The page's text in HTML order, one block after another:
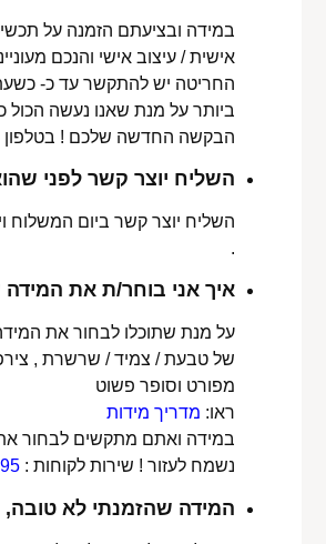
במידה ובציעתם הזמנה על
אישית / עיצוב אישי והנכם
החריטה יש להתקשר עד כ-
ביותר על מנת שאנו נעשה הכול
הבקשה החדשה שלכם ! בטלפון
השליח יוצר קשר לפני
השליח יוצר קשר ביום המשלוח
.
איך אני בוחר/ת את המידה
על מנת שתוכלו לבחור את
של טבעת / צמיד / שרשרת ,
מפורט וסופר פשוט
ראו: מדריך מידות
במידה ואתם מתקשים לבחור
נשמח לעזור ! שירות לקוחות :
המידה שהזמנתי לא